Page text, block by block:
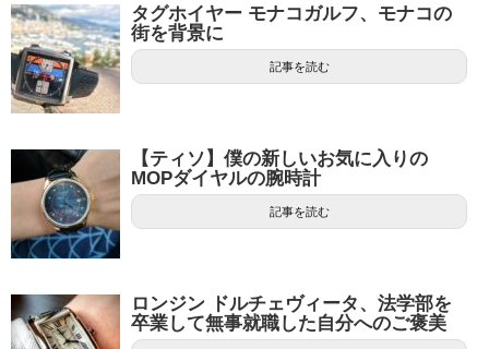
タグホイヤー モナコガルフ、モナコの
街を背景に
記事を読む
【ティソ】僕の新しいお気に入りの
MOPダイヤルの腕時計
記事を読む
ロンジン ドルチェヴィータ、法学部を
卒業して無事就職した自分へのご褒美